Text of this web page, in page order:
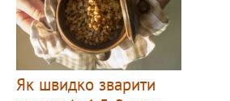
Як швидко зварити